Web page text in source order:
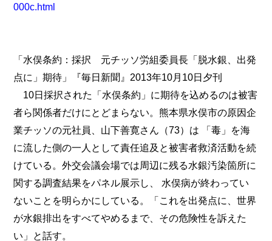
000c.html
「水俣条約：採択 元チッソ労組委員長「脱水銀、出発
点に」期待」『毎日新聞』2013年10月10日夕刊
10日採択された「水俣条約」に期待を込めるのは被害
者ら関係者だけにとどまらない。熊本県水俣市の原因企
業チッソの元社員、山下善寛さん（73）は 「毒」を海
に流した側の一人として責任追及と被害者救済活動を続
けている。外交会議会場では周辺に残る水銀汚染箇所に
関する調査結果をパネル展示し、 水俣病が終わってい
ないことを明らかにしている。「これを出発点に、世界
が水銀排出をすべてやめるまで、その危険性を訴えた
い」と話す。